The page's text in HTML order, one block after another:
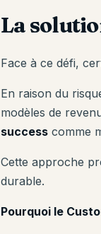
La
Face à ce défi,
En raison du
modèles de
success comme
Cette approche
durable.
Pourquoi le